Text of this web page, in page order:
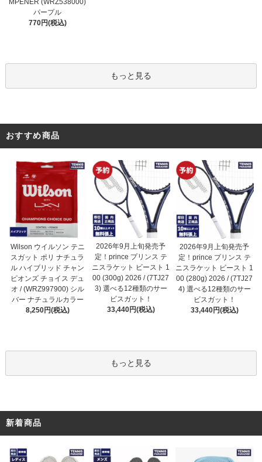
MPENER (WRZ538000)
パープル
770円(税込)
もっと見る
おすすめ商品
Wilson ウイルソン テニ
スガット ポリ ナチュラ
ル ハイブリッド チャン
ピオンズ チョイス デュ
オ / (WRZ997900) シル
バー ナチュラルカラー
8,250円(税込)
2026年9月上旬発売予
定！prince プリンス テ
ニスラケット ビースト 1
00 (300g) 2026 / (7TJ27
3) 選べる12種類のサー
ビスガット！
33,440円(税込)
2026年9月上旬発売予
定！prince プリンス テ
ニスラケット ビースト 1
00 (280g) 2026 / (7TJ27
4) 選べる12種類のサー
ビスガット！
33,440円(税込)
もっと見る
新着商品